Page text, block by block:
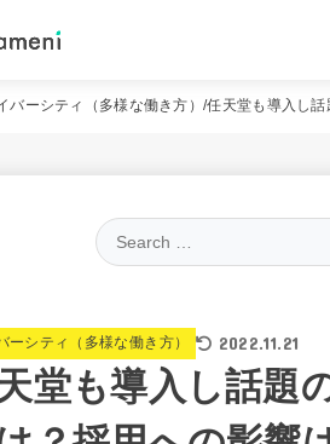
バーシティ（多様な働き方） 任天堂も導入し
ーシティ（多様な働き方） 2022.11.21
堂も導入し話題